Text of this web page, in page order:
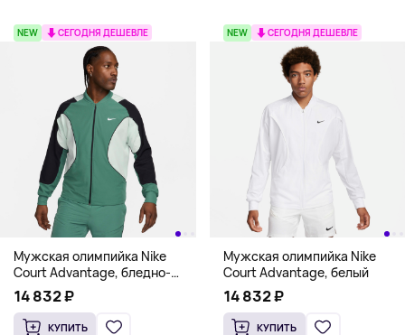
NEW СЕГОДНЯ ДЕШЕВЛЕ
Мужская олимпийка Nike
Court Advantage, бледно-
зеленый
14 832 ₽
КУПИТЬ
NEW СЕГОДНЯ ДЕШЕВЛЕ
Мужская олимпийка Nike
Court Advantage, белый
14 832 ₽
КУПИТЬ